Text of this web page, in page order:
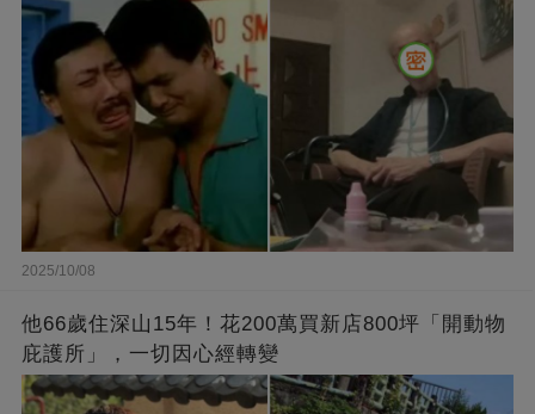
2025/10/08
他66歲住深山15年！花200萬買新店800坪「開動物
庇護所」，一切因心經轉變